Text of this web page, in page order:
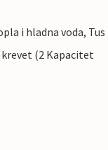
i hladna voda, Tus
krevet (2 Kapacitet